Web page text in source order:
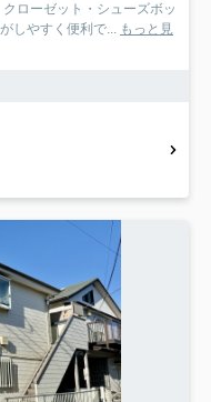
ローゼット・シューズボッ
しやすく便利で... もっと見